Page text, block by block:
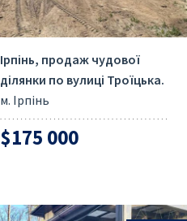
Ірпінь, продаж чудової
ділянки по вулиці Троїцька.
м. Ірпінь
$175 000